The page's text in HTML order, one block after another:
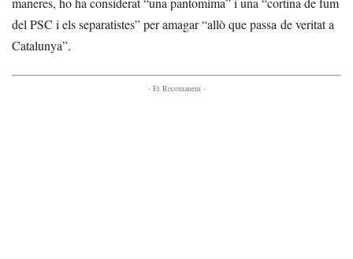
del PSC i els separatistes” per amagar “allò que passa de veritat a
Catalunya”.
- Et Recomanem -